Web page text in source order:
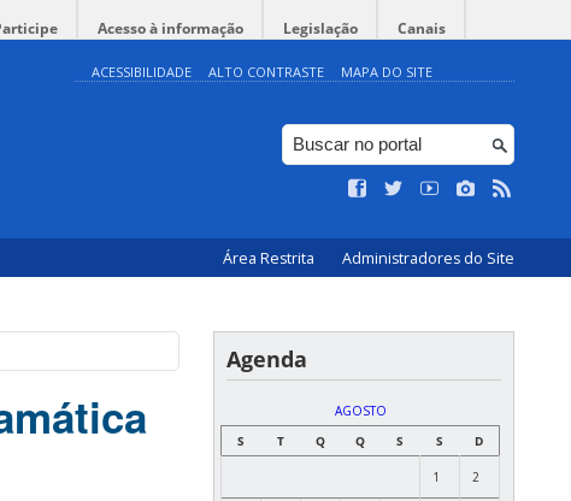
Acesso à informação Legislação Canais
ACESSIBILIDADE ALTO CONTRASTE MAPA DO SITE
Área Restrita Administradores do Site
Agenda
AGOSTO
S
T Q Q S S D
1 2